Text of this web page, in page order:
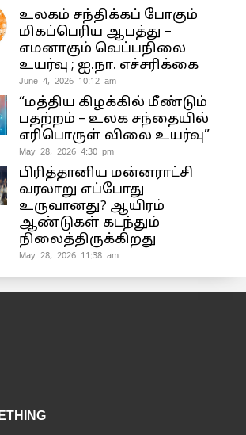
உலகம் சந்திக்கப் போகும்
மிகப்பெரிய ஆபத்து –
எமனாகும் வெப்பநிலை
உயர்வு ; ஐ.நா. எச்சரிக்கை
June 4, 2026 10:12 am
“மத்திய கிழக்கில் மீண்டும்
பதற்றம் – உலக சந்தையில்
எரிபொருள் விலை உயர்வு”
May 28, 2026 4:30 pm
பிரித்தானிய மன்னராட்சி
வரலாறு எப்போது
உருவானது? ஆயிரம்
ஆண்டுகள் கடந்தும்
நிலைத்திருக்கிறது
May 28, 2026 11:38 am